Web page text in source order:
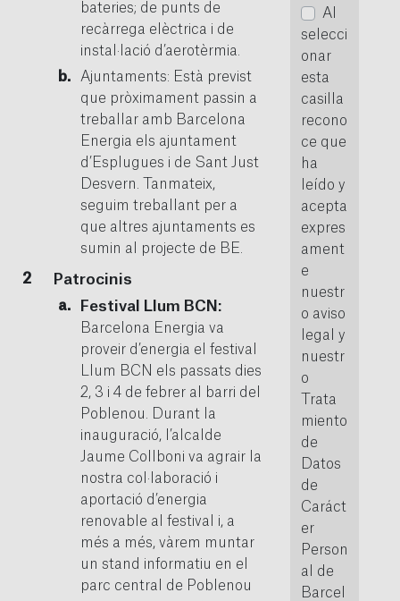
bateries; de punts de
recàrrega elèctrica i de
instal·lació d’aerotèrmia.
Ajuntaments: Està previst
que pròximament passin a
treballar amb Barcelona
Energia els ajuntament
d’Esplugues i de Sant Just
Desvern. Tanmateix,
seguim treballant per a
que altres ajuntaments es
sumin al projecte de BE.
Patrocinis
Festival Llum BCN:
Barcelona Energia va
proveir d’energia el festival
Llum BCN els passats dies
2, 3 i 4 de febrer al barri del
Poblenou. Durant la
inauguració, l’alcalde
Jaume Collboni va agrair la
nostra col·laboració i
aportació d’energia
renovable al festival i, a
més a més, vàrem muntar
un stand informatiu en el
parc central de Poblenou
Al
selecci
onar
esta
casilla
recono
ce que
ha
leído y
acepta
expres
ament
e
nuestr
o aviso
legal y
nuestr
o
Trata
miento
de
Datos
de
Caráct
er
Person
al de
Barcel